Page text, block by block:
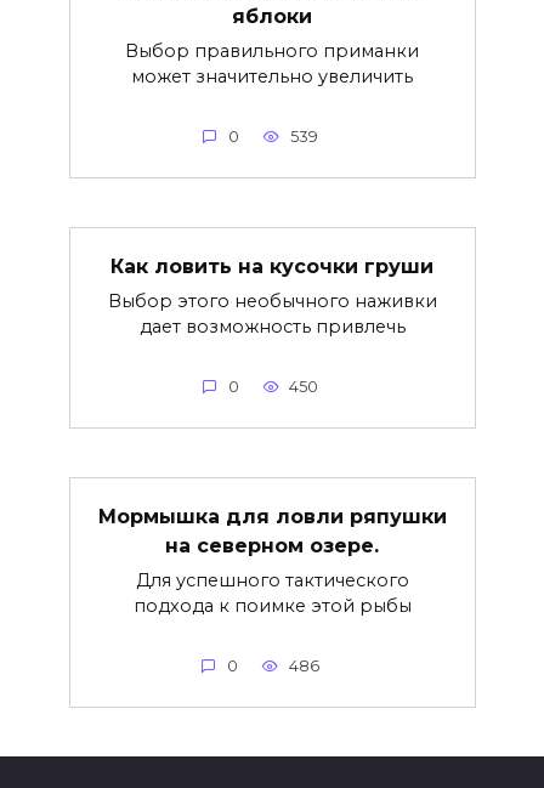
яблоки
Выбор правильного приманки
может значительно увеличить
0 539
Как ловить на кусочки груши
Выбор этого необычного наживки
дает возможность привлечь
0 450
Мормышка для ловли ряпушки
на северном озере.
Для успешного тактического
подхода к поимке этой рыбы
0 486